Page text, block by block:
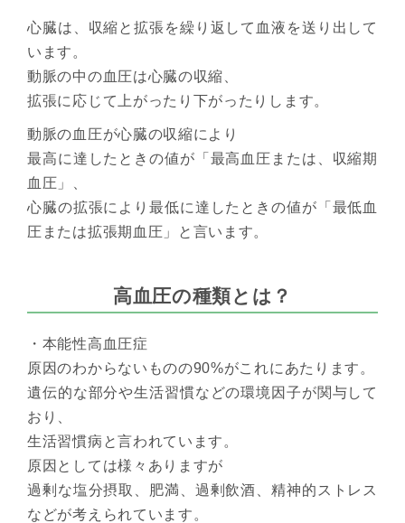
心臓は、収縮と拡張を繰り返して血液を送り出して
います。
動脈の中の血圧は心臓の収縮、
拡張に応じて上がったり下がったりします。
動脈の血圧が心臓の収縮により
最高に達したときの値が「最高血圧または、収縮期
血圧」、
心臓の拡張により最低に達したときの値が「最低血
圧または拡張期血圧」と言います。
高血圧の種類とは？
・本能性高血圧症
原因のわからないものの90%がこれにあたります。
遺伝的な部分や生活習慣などの環境因子が関与して
おり、
生活習慣病と言われています。
原因としては様々ありますが
過剰な塩分摂取、肥満、過剰飲酒、精神的ストレス
などが考えられています。